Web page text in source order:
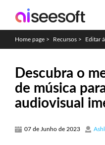
Home page > Recursos > Editar
Descubra o
de música
audiovisual
07 de Junho de 2023